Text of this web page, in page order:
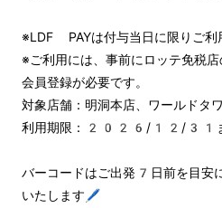
※LDF PAYは付与当日に限りご利
※ご利用には、事前にロッテ免税
会員登録が必要です。
対象店舗：明洞本店、ワールドタ
利用期限：2026/12/31
バーコードはご出発7日前を目安
いたします🖊️